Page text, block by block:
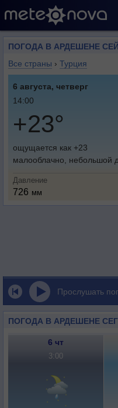
ПОГОДА В АРДЕШЕНЕ
Все страны › Турция
6 августа, четверг
14:00
+23°
ощущается как +23
малооблачно, небольшой
Давление
726 мм
Прослушать
ПОГОДА В АРДЕШЕНЕ
6 чт
3:00